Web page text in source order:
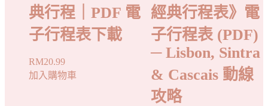
典行程｜PDF 電
子行程表下載
RM20.99
加入購物車
經典行程表》電
子行程表 (PDF)
─ Lisbon, Sintra
& Cascais 動線
攻略